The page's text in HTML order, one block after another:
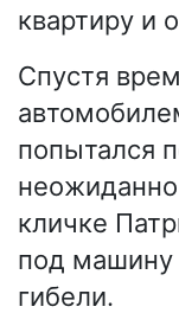
квартиру и
Спустя
попытался
неожиданно
кличке
под машину
гибели.